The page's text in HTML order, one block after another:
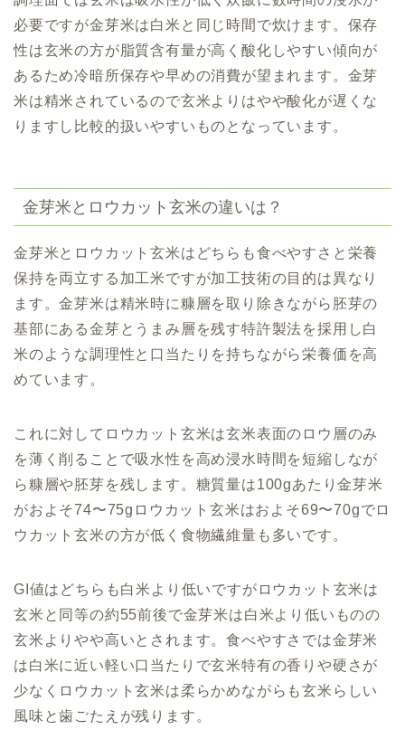
必要ですが金芽米は白米と同じ時間で炊けます。保存
性は玄米の方が脂質含有量が高く酸化しやすい傾向が
あるため冷暗所保存や早めの消費が望まれます。金芽
米は精米されているので玄米よりはやや酸化が遅くな
りますし比較的扱いやすいものとなっています。
金芽米とロウカット玄米の違いは？
金芽米とロウカット玄米はどちらも食べやすさと栄養
保持を両立する加工米ですが加工技術の目的は異なり
ます。金芽米は精米時に糠層を取り除きながら胚芽の
基部にある金芽とうまみ層を残す特許製法を採用し白
米のような調理性と口当たりを持ちながら栄養価を高
めています。
これに対してロウカット玄米は玄米表面のロウ層のみ
を薄く削ることで吸水性を高め浸水時間を短縮しなが
ら糠層や胚芽を残します。糖質量は100gあたり金芽米
がおよそ74〜75gロウカット玄米はおよそ69〜70gでロ
ウカット玄米の方が低く食物繊維量も多いです。
GI値はどちらも白米より低いですがロウカット玄米は
玄米と同等の約55前後で金芽米は白米より低いものの
玄米よりやや高いとされます。食べやすさでは金芽米
は白米に近い軽い口当たりで玄米特有の香りや硬さが
少なくロウカット玄米は柔らかめながらも玄米らしい
風味と歯ごたえが残ります。